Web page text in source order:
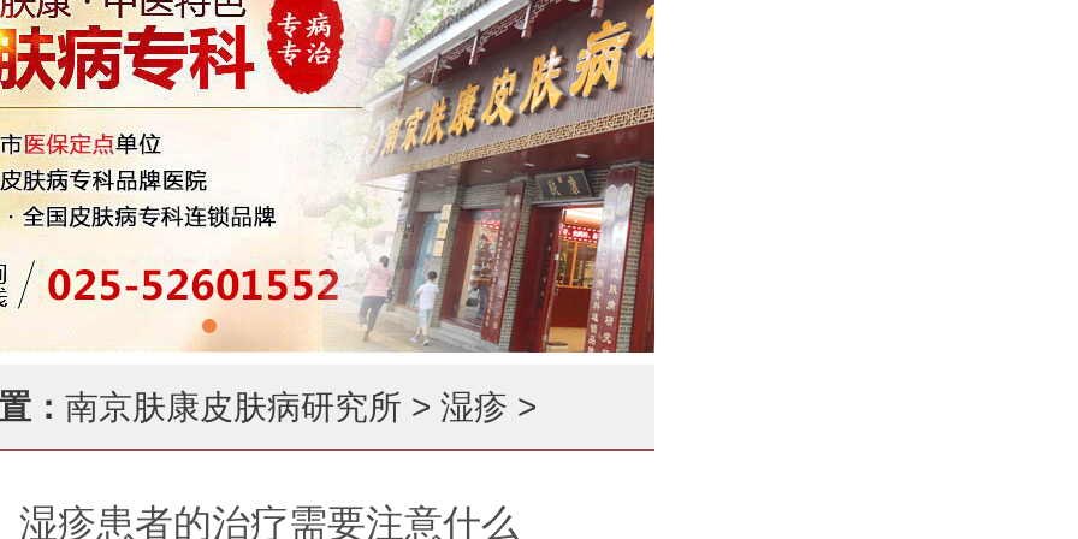
： 南京肤康皮肤病研究所 > 湿疹 >
湿疹患者的治疗需要注意什么